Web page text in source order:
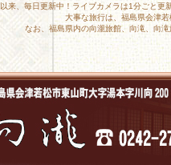
来、毎日更新中！ライブカメラは1分ごと更
大事な旅行は、福島県会津
なお、福島県内の向瀧旅館、向滝、向